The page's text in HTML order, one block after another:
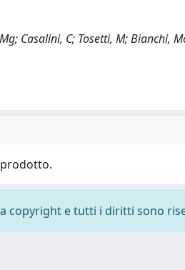
Casalini, C; Tosetti, M; Bianchi,
copyright e tutti i diritti sono